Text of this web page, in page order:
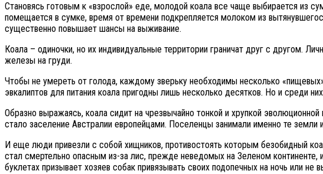
Становясь готовым к «взрослой» еде, молодой коала все чаще выбирается из
помещается в сумке, время от времени подкрепляется молоком из
существенно повышает шансы на выживание.
Коала – одиночки, но их индивидуальные территории граничат друг с другом.
железы на груди.
Чтобы не умереть от голода, каждому зверьку необходимы несколько
эвкалиптов для питания коала пригодны лишь несколько десятков. Но и среди
Образно выражаясь, коала сидит на чрезвычайно тонкой и хрупкой
стало заселение Австралии европейцами. Поселенцы занимали именно те
И еще люди привезли с собой хищников, противостоять которым безобидный
стал смертельно опасным из-за лис, прежде неведомых на Зеленом
буклетах призывает хозяев собак привязывать своих подопечных на ночь или не